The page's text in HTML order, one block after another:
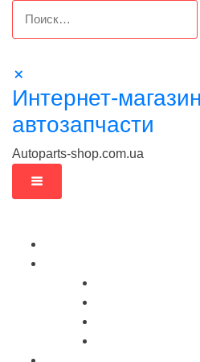
Интернет-магазин
автозапчасти
Autoparts-shop.com.ua